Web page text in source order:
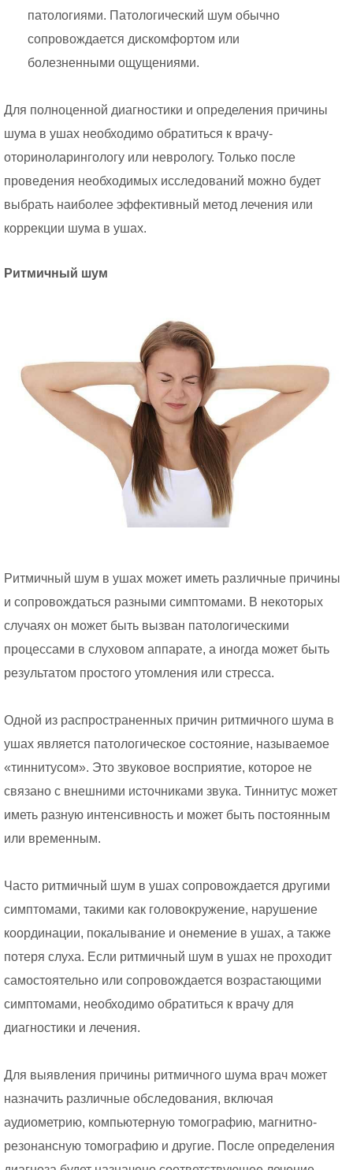
патологиями. Патологический шум обычно
сопровождается дискомфортом или
болезненными ощущениями.
Для полноценной диагностики и определения причины
шума в ушах необходимо обратиться к врачу-
оториноларингологу или неврологу. Только после
проведения необходимых исследований можно будет
выбрать наиболее эффективный метод лечения или
коррекции шума в ушах.
Ритмичный шум
Ритмичный шум в ушах может иметь различные причины
и сопровождаться разными симптомами. В некоторых
случаях он может быть вызван патологическими
процессами в слуховом аппарате, а иногда может быть
результатом простого утомления или стресса.
Одной из распространенных причин ритмичного шума в
ушах является патологическое состояние, называемое
«тиннитусом». Это звуковое восприятие, которое не
связано с внешними источниками звука. Тиннитус может
иметь разную интенсивность и может быть постоянным
или временным.
Часто ритмичный шум в ушах сопровождается другими
симптомами, такими как головокружение, нарушение
координации, покалывание и онемение в ушах, а также
потеря слуха. Если ритмичный шум в ушах не проходит
самостоятельно или сопровождается возрастающими
симптомами, необходимо обратиться к врачу для
диагностики и лечения.
Для выявления причины ритмичного шума врач может
назначить различные обследования, включая
аудиометрию, компьютерную томографию, магнитно-
резонансную томографию и другие. После определения